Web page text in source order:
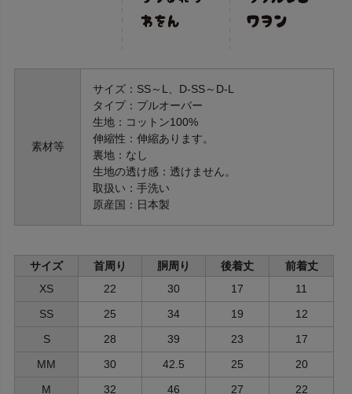
素材等
サイズ：SS～L、D-SS～D-L
タイプ：プルオーバー
生地：コットン100%
伸縮性：伸縮あります。
裏地：なし
生地の透け感：透けません。
取扱い：手洗い
原産国：日本製
サイズ 首周り 胴周り 後着丈
前着丈
XS
22 30 17
11
SS
25 34 19
12
S
28 39 23
17
MM
30 42.5 25
20
M
32 46 27
22